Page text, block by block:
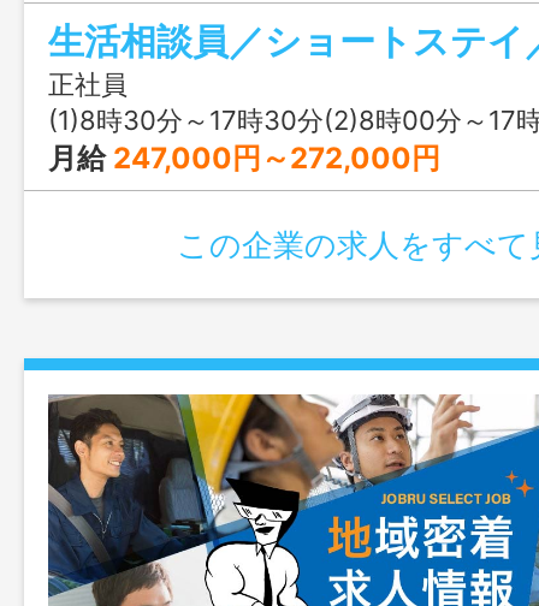
ご利用契約の締結 ・ケアマネジャー、
連絡・調整業務 ・介護サービス計画
介護支援、病院、地域等への広報活動 ・
連絡・調整業務 ・お客様のご利用状況把
般）など 定員：２０名 変更の範囲：会
正社員
(1)8時30分～17時30分(2)8時00分～17時00分
月給 247,000円～272,000円
この企業の求人をすべて